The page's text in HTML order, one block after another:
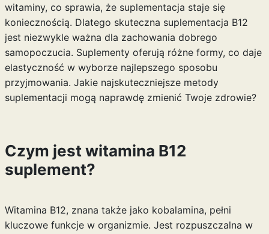
witaminy, co sprawia, że suplementacja staje się
koniecznością. Dlatego skuteczna suplementacja B12
jest niezwykle ważna dla zachowania dobrego
samopoczucia. Suplementy oferują różne formy, co daje
elastyczność w wyborze najlepszego sposobu
przyjmowania. Jakie najskuteczniejsze metody
suplementacji mogą naprawdę zmienić Twoje zdrowie?
Czym jest witamina B12
suplement?
Witamina B12, znana także jako kobalamina, pełni
kluczowe funkcje w organizmie. Jest rozpuszczalna w